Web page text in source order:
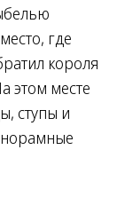
где
короля
этом месте
ступы и